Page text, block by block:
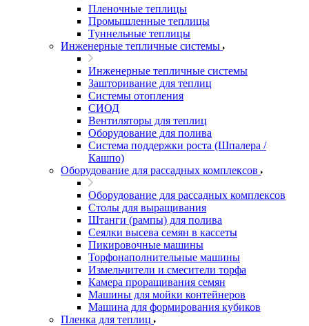
Пленочные теплицы
Промышленные теплицы
Туннельные теплицы
Инженерные тепличные системы
Инженерные тепличные системы
Зашторивание для теплиц
Системы отопления
СИОД
Вентиляторы для теплиц
Оборудование для полива
Система поддержки роста (Шпалера /
Кашпо)
Оборудование для рассадных комплексов
Оборудование для рассадных комплексов
Столы для выращивания
Штанги (рампы) для полива
Сеялки высева семян в кассеты
Пикировочные машины
Торфонаполнительные машины
Измельчители и смесители торфа
Камера проращивания семян
Машины для мойки контейнеров
Машина для формирования кубиков
Пленка для теплиц